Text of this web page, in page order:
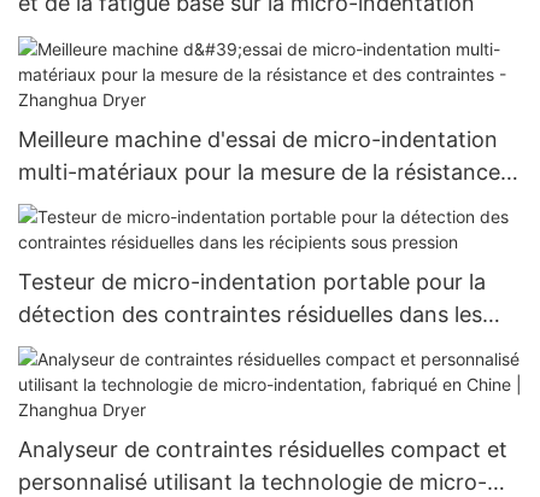
Meilleure machine d'essai de micro-indentation
multi-matériaux pour la mesure de la résistance
et des contraintes - Zhanghua Dryer
Testeur de micro-indentation portable pour la
détection des contraintes résiduelles dans les
récipients sous pression
Analyseur de contraintes résiduelles compact et
personnalisé utilisant la technologie de micro-